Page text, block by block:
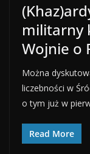
militarny
Wojnie o
Można
liczebności w
o tym już w
Read More